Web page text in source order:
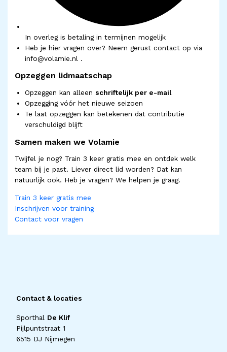
In overleg is betaling in termijnen mogelijk
Heb je hier vragen over? Neem gerust contact op via
info@volamie.nl .
Opzeggen lidmaatschap
Opzeggen kan alleen schriftelijk per e-mail
Opzegging vóór het nieuwe seizoen
Te laat opzeggen kan betekenen dat contributie
verschuldigd blijft
Samen maken we Volamie
Twijfel je nog? Train 3 keer gratis mee en ontdek welk
team bij je past. Liever direct lid worden? Dat kan
natuurlijk ook. Heb je vragen? We helpen je graag.
Train 3 keer gratis mee
Inschrijven voor training
Contact voor vragen
Contact & locaties
Sporthal De Klif
Pijlpuntstraat 1
6515 DJ Nijmegen